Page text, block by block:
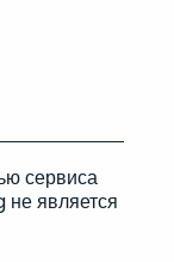
сервиса
является